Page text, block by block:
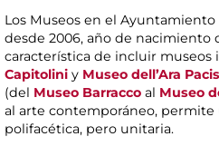
Los Museos en el
desde 2006, año de nacimiento
característica de incluir museos
Capitolini y Museo dell’Ara Pacis
(del Museo Barracco al Museo
al arte contemporáneo,
polifacética, pero unitaria.